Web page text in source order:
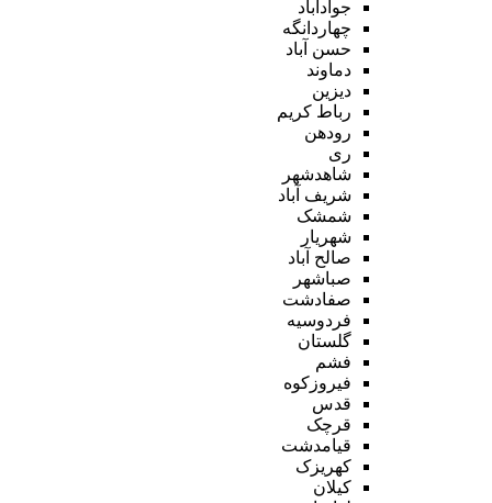
جوادآباد
چهاردانگه
حسن آباد
دماوند
دیزین
رباط کریم
رودهن
ری
شاهدشهر
شریف آباد
شمشک
شهریار
صالح آباد
صباشهر
صفادشت
فردوسیه
گلستان
فشم
فیروزکوه
قدس
قرچک
قیامدشت
کهریزک
کیلان